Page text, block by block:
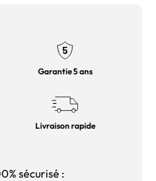
Garantie 5 ans
Livraison rapide
sécurisé :